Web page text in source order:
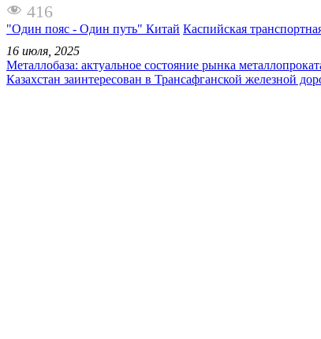
416
"Один пояс - Один путь" Китай Каспийская
16 июля, 2025
Металлобаза: актуальное состояние рынка
Казахстан заинтересован в Трансафганской железной